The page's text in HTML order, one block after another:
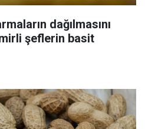
dağılmasını
şeflerin basit